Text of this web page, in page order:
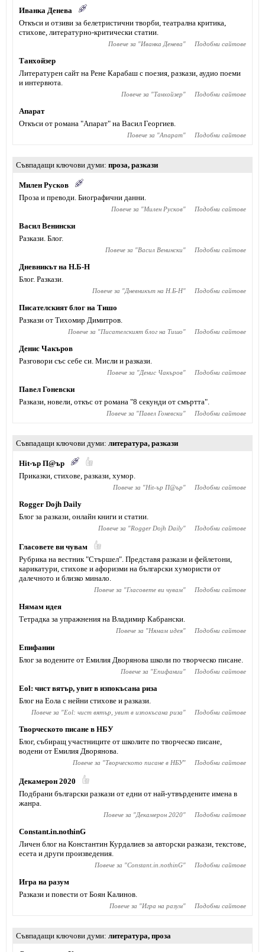
Иванка Денева
Откъси и отзиви за белетристични творби, театрална критика,
стихове, литературно-критически статии.
Повече за "Иванка Денева" Подобни сайтове
Танхойзер
Литературен сайт на Рене Карабаш с поезия, разкази, аудио поеми
и интервюта.
Повече за "Танхойзер" Подобни сайтове
Апарат
Откъси от романа "Апарат" на Васил Георгиев.
Повече за "Апарат" Подобни сайтове
Съвпадащи ключови думи проза, разкази
Милен Русков
Проза и преводи. Биографични данни.
Повече за "Милен Русков" Подобни сайтове
Васил Венински
Разкази. Блог.
Повече за "Васил Венински" Подобни сайтове
Дневникът на Н.Б-Н
Блог. Разкази.
Повече за "Дневникът на Н.Б-Н" Подобни сайтове
Писателският блог на Тишо
Разкази от Тихомир Димитров.
Повече за "Писателският блог на Тишо" Подобни сайтове
Денис Чакъров
Разговори със себе си. Мисли и разкази.
Повече за "Денис Чакъров" Подобни сайтове
Павел Гоневски
Разкази, новели, откъс от романа "8 секунди от смъртта".
Повече за "Павел Гоневски" Подобни сайтове
Съвпадащи ключови думи литература, разкази
Hit-ър П@ър
Приказки, стихове, разкази, хумор.
Повече за "Hit-ър П@ър" Подобни сайтове
Rogger Dojh Daily
Блог за разкази, онлайн книги и статии.
Повече за "Rogger Dojh Daily" Подобни сайтове
Гласовете ви чувам
Рубрика на вестник "Стършел". Представя разкази и фейлетони,
карикатури, стихове и афоризми на български хумористи от
далечното и близко минало.
Повече за "Гласовете ви чувам" Подобни сайтове
Нямам идея
Тетрадка за упражнения на Владимир Кабрански.
Повече за "Нямам идея" Подобни сайтове
Епифании
Блог за водените от Емилия Дворянова школи по творческо писане.
Повече за "Епифании" Подобни сайтове
Eol: чист вятър, увит в изпокъсана риза
Блог на Еола с нейни стихове и разкази.
Повече за "Eol: чист вятър, увит в изпокъсана риза" Подобни сайтове
Творческото писане в НБУ
Блог, събиращ участниците от школите по творческо писане,
водени от Емилия Дворянова.
Повече за "Творческото писане в НБУ" Подобни сайтове
Декамерон 2020
Подбрани български разкази от едни от най-утвърдените имена в
жанра.
Повече за "Декамерон 2020" Подобни сайтове
Constant.in.nothinG
Личен блог на Константин Курдалиев за авторски разкази, текстове,
есета и други произведения.
Повече за "Constant.in.nothinG" Подобни сайтове
Игра на разум
Разкази и повести от Боян Калинов.
Повече за "Игра на разум" Подобни сайтове
Съвпадащи ключови думи литература, проза